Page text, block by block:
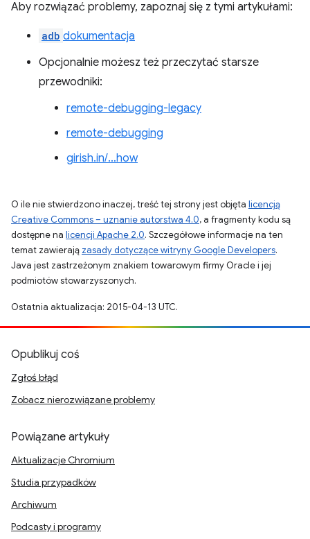
Aby rozwiązać problemy, zapoznaj się z tymi artykułami:
adb dokumentacja
Opcjonalnie możesz też przeczytać starsze
przewodniki:
remote-debugging-legacy
remote-debugging
girish.in/…how
O ile nie stwierdzono inaczej, treść tej strony jest objęta licencją
Creative Commons – uznanie autorstwa 4.0, a fragmenty kodu są
dostępne na licencji Apache 2.0. Szczegółowe informacje na ten
temat zawierają zasady dotyczące witryny Google Developers.
Java jest zastrzeżonym znakiem towarowym firmy Oracle i jej
podmiotów stowarzyszonych.
Ostatnia aktualizacja: 2015-04-13 UTC.
Opublikuj coś
Zgłoś błąd
Zobacz nierozwiązane problemy
Powiązane artykuły
Aktualizacje Chromium
Studia przypadków
Archiwum
Podcasty i programy